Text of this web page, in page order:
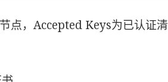
点，Accepted Keys为已认证清